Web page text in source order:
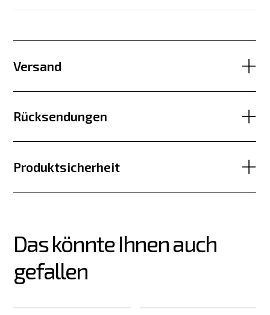
Versand
Rücksendungen
Produktsicherheit
Das könnte Ihnen auch
gefallen